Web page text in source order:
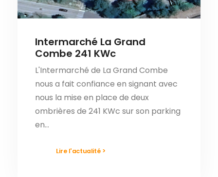
Intermarché La Grand
Combe 241 KWc
L'Intermarché de La Grand Combe
nous a fait confiance en signant avec
nous la mise en place de deux
ombrières de 241 KWc sur son parking
en…
Lire l'actualité >